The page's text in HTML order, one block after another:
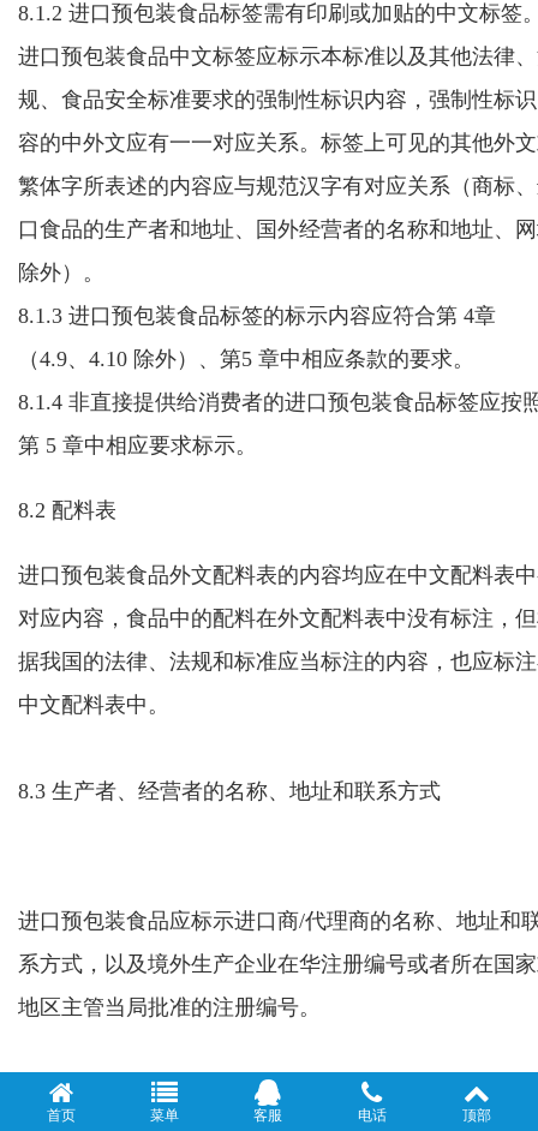
8.1.2 进口预包装食品标签需有印刷或加贴的中文标签
进口预包装食品中文标签应标示本标准以及其他法律
规、食品安全标准要求的强制性标识内容，强制性标
容的中外文应有一一对应关系。标签上可见的其他外
繁体字所表述的内容应与规范汉字有对应关系（商标
口食品的生产者和地址、国外经营者的名称和地址、
除外）。
8.1.3 进口预包装食品标签的标示内容应符合第 4章
（4.9、4.10 除外）、第5 章中相应条款的要求。
8.1.4 非直接提供给消费者的进口预包装食品标签应按
第 5 章中相应要求标示。
8.2 配料表
进口预包装食品外文配料表的内容均应在中文配料表
对应内容，食品中的配料在外文配料表中没有标注，
据我国的法律、法规和标准应当标注的内容，也应标
中文配料表中。
8.3 生产者、经营者的名称、地址和联系方式
进口预包装食品应标示进口商/代理商的名称、地址和
系方式， 以及境外生产企业在华注册编号或者所在国
地区主管当局批准的注册编号。
8.4 原产国或地区
首页 菜单 客服 电话 顶部